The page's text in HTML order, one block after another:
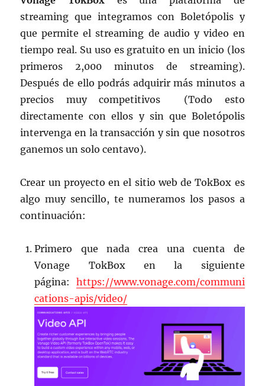
streaming que integramos con Boletópolis y
que permite el streaming de audio y video en
tiempo real. Su uso es gratuito en un inicio (los
primeros 2,000 minutos de streaming).
Después de ello podrás adquirir más minutos a
precios muy competitivos (Todo esto
directamente con ellos y sin que Boletópolis
intervenga en la transacción y sin que nosotros
ganemos un solo centavo).
Crear un proyecto en el sitio web de TokBox es
algo muy sencillo, te numeramos los pasos a
continuación:
Primero que nada crea una cuenta de
Vonage TokBox en la siguiente
página: https://www.vonage.com/communi
cations-apis/video/